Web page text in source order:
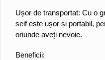
Ușor de transportat: Cu o
seif este ușor și portabil,
oriunde aveți nevoie.
Beneficii: